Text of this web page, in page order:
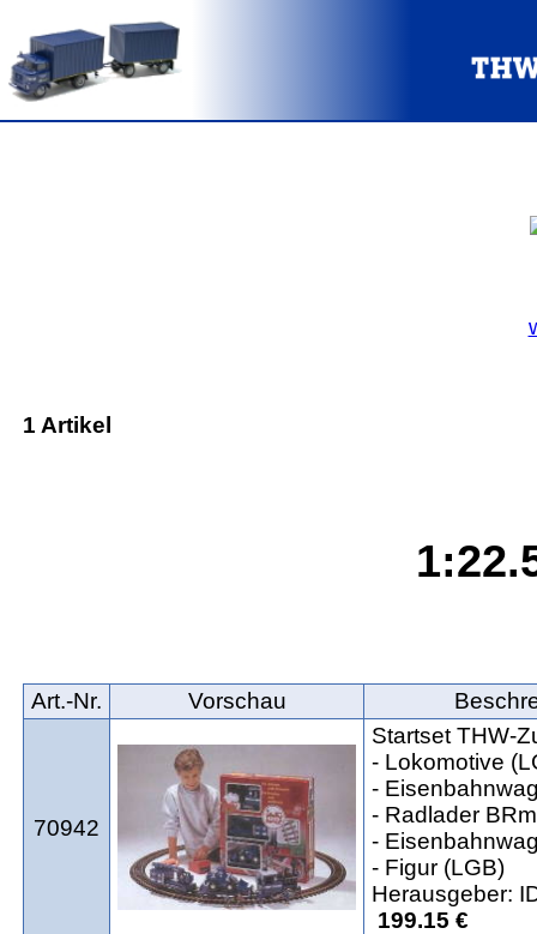
1 Artikel
Art.‑Nr. Vorschau
70942
Startset THW-
- Lokomotive
-
- Radlader
-
- Figur (LGB)
Herausgeber:
199.15 €